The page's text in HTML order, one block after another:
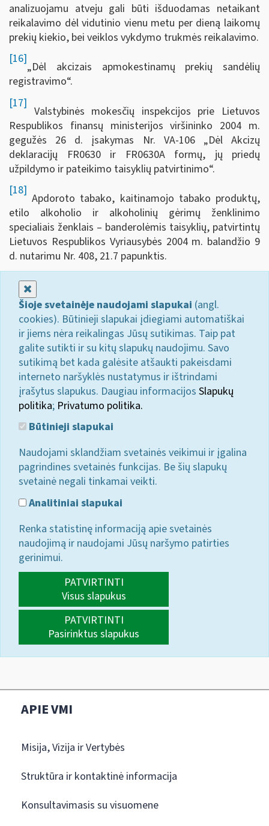
analizuojamu atveju gali būti išduodamas netaikant
reikalavimo dėl vidutinio vienu metu per dieną laikomų
prekių kiekio, bei veiklos vykdymo trukmės reikalavimo.
[16]
„Dėl akcizais apmokestinamų prekių sandėlių
registravimo“.
[17]
Valstybinės mokesčių inspekcijos prie Lietuvos
Respublikos finansų ministerijos viršininko 2004 m.
gegužės 26 d. įsakymas Nr. VA-106 „Dėl Akcizų
deklaracijų FR0630 ir FR0630A formų, jų priedų
užpildymo ir pateikimo taisyklių patvirtinimo“.
[18]
Apdoroto tabako, kaitinamojo tabako produktų,
etilo alkoholio ir alkoholinių gėrimų ženklinimo
specialiais ženklais – banderolėmis taisyklių, patvirtintų
Lietuvos Respublikos Vyriausybės 2004 m. balandžio 9
d. nutarimu Nr. 408, 21.7 papunktis.
Šioje svetainėje naudojami slapukai (angl.
cookies). Būtinieji slapukai įdiegiami automatiškai
ir jiems nėra reikalingas Jūsų sutikimas. Taip pat
galite sutikti ir su kitų slapukų naudojimu. Savo
sutikimą bet kada galėsite atšaukti pakeisdami
interneto naršyklės nustatymus ir ištrindami
įrašytus slapukus. Daugiau informacijos Slapukų
politika; Privatumo politika.
Būtinieji slapukai
Naudojami sklandžiam svetainės veikimui ir įgalina
pagrindines svetainės funkcijas. Be šių slapukų
svetainė negali tinkamai veikti.
Analitiniai slapukai
Renka statistinę informaciją apie svetainės
naudojimą ir naudojami Jūsų naršymo patirties
gerinimui.
PATVIRTINTI
Visus slapukus
PATVIRTINTI
Pasirinktus slapukus
APIE VMI
Misija, Vizija ir Vertybės
Struktūra ir kontaktinė informacija
Konsultavimasis su visuomene